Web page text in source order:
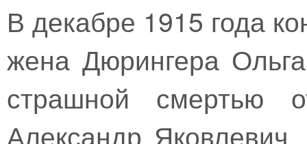
В декабре 1915 года
жена Дюрингера
страшной
Александр